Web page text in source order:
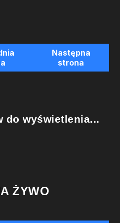
Następna
strona
do wyświetlenia...
ŻYWO